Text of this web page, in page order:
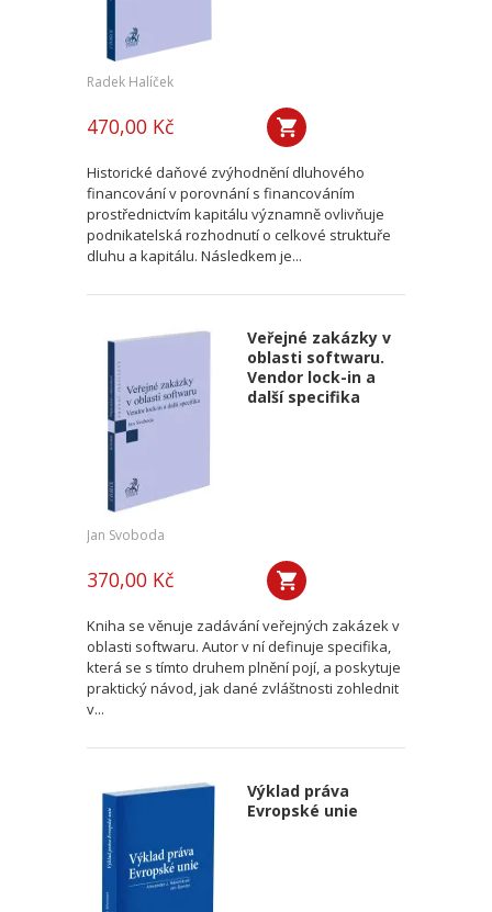
Radek Halíček
470,00 Kč
Historické daňové zvýhodnění dluhového
financování v porovnání s financováním
prostřednictvím kapitálu významně ovlivňuje
podnikatelská rozhodnutí o celkové struktuře
dluhu a kapitálu. Následkem je...
Veřejné zakázky v
oblasti softwaru.
Vendor lock-in a
další specifika
Jan Svoboda
370,00 Kč
Kniha se věnuje zadávání veřejných zakázek v
oblasti softwaru. Autor v ní definuje specifika,
která se s tímto druhem plnění pojí, a poskytuje
praktický návod, jak dané zvláštnosti zohlednit
v...
Výklad práva
Evropské unie